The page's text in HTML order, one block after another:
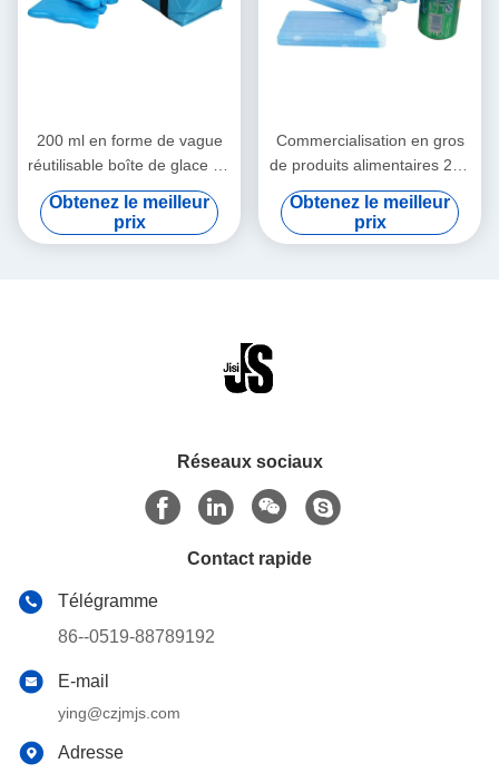
200 ml en forme de vague
réutilisable boîte de glace en
gel de couleur alimentaire
pour enfants sacs de
déjeuner pour les aliments
Obtenez le meilleur
prix
Commercialisation en gros
de produits alimentaires 200
g blocs de glace en gel à
coquille dure pour déjeuner
boîte pour aliments congelés
Obtenez le meilleur
prix
Réseaux sociaux
Contact rapide
Télégramme
86--0519-88789192
E-mail
ying@czjmjs.com
Adresse